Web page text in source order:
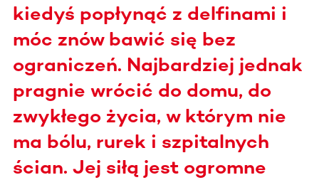
kiedyś popłynąć z delfinami i
móc znów bawić się bez
ograniczeń. Najbardziej jednak
pragnie wrócić do domu, do
zwykłego życia, w którym nie
ma bólu, rurek i szpitalnych
ścian. Jej siłą jest ogromne